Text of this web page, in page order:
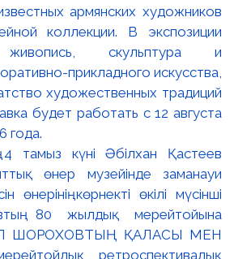
армянских художников
коллекции. В экспозиции
живопись, скульптура и
прикладного искусства,
художественных традиций
будет работать с 12 августа
года.